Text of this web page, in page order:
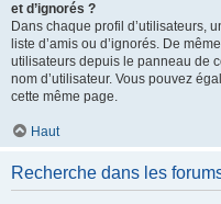
et d’ignorés ?
Dans chaque profil d’utilisateurs,
liste d’amis ou d’ignorés. De
utilisateurs depuis le panneau de
nom d’utilisateur. Vous pouvez
cette même page.
Haut
Recherche dans les